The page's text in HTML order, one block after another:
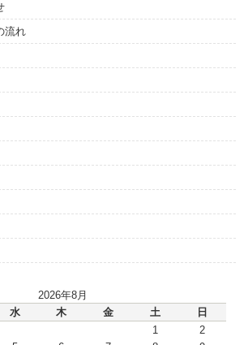
流れ
2026年8月
水 木 金 土
日
1
2